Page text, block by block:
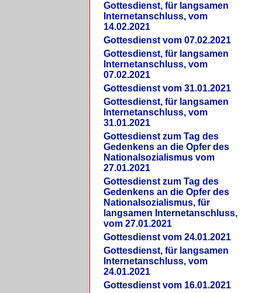
Gottesdienst, für langsamen
Internetanschluss, vom
14.02.2021
Gottesdienst vom 07.02.2021
Gottesdienst, für langsamen
Internetanschluss, vom
07.02.2021
Gottesdienst vom 31.01.2021
Gottesdienst, für langsamen
Internetanschluss, vom
31.01.2021
Gottesdienst zum Tag des
Gedenkens an die Opfer des
Nationalsozialismus vom
27.01.2021
Gottesdienst zum Tag des
Gedenkens an die Opfer des
Nationalsozialismus, für
langsamen Internetanschluss,
vom 27.01.2021
Gottesdienst vom 24.01.2021
Gottesdienst, für langsamen
Internetanschluss, vom
24.01.2021
Gottesdienst vom 16.01.2021